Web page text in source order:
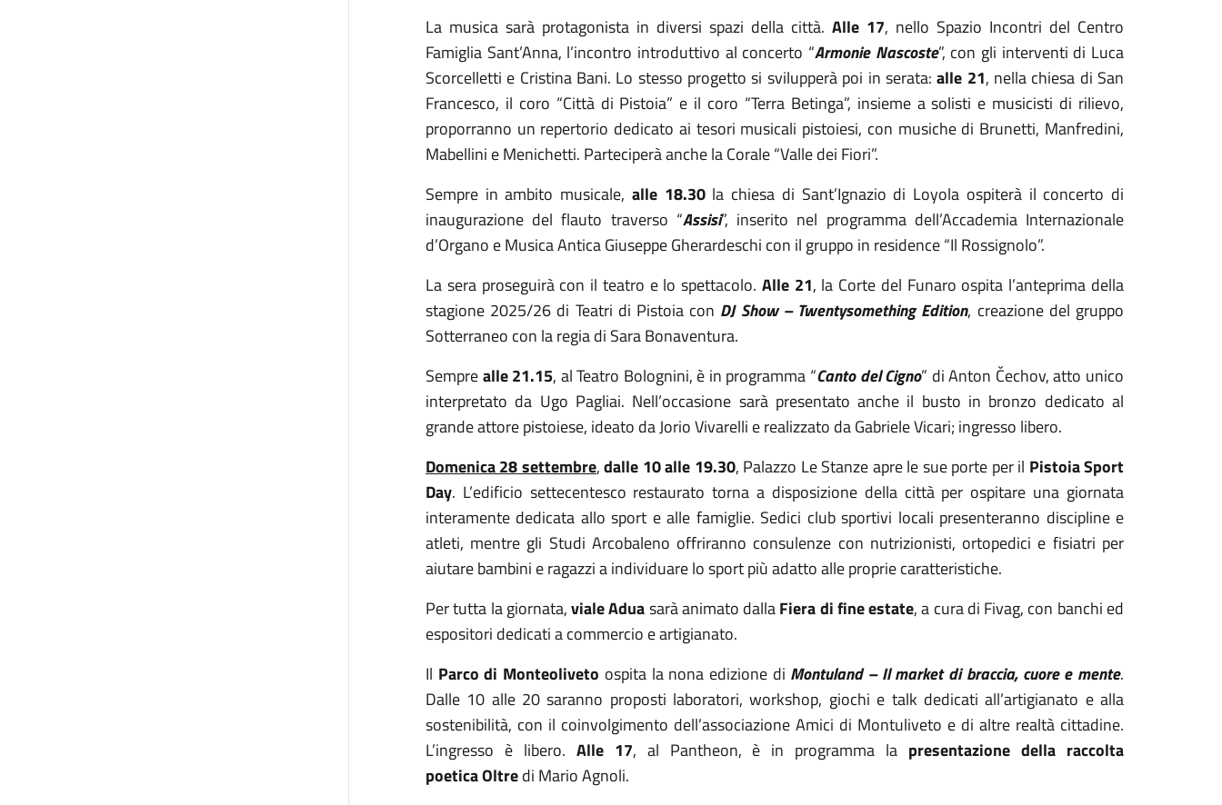
La musica sarà protagonista in diversi spazi della città. Alle 17, nello Spazio Incontri del Centro
Famiglia Sant’Anna, l’incontro introduttivo al concerto “Armonie Nascoste”, con gli interventi di Luca
Scorcelletti e Cristina Bani. Lo stesso progetto si svilupperà poi in serata:alle 21, nella chiesa di San
Francesco, il coro “Città di Pistoia” e il coro “Terra Betinga”, insieme a solisti e musicisti di rilievo,
proporranno un repertorio dedicato ai tesori musicali pistoiesi, con musiche di Brunetti, Manfredini,
Mabellini e Menichetti. Parteciperà anche la Corale “Valle dei Fiori”.
Sempre in ambito musicale, alle 18.30la chiesa di Sant’Ignazio di Loyola ospiterà il concerto di
inaugurazione del flauto traverso “Assisi”, inserito nel programma dell’Accademia Internazionale
d’Organo e Musica Antica Giuseppe Gherardeschi con il gruppo in residence “Il Rossignolo”.
La sera proseguirà con il teatro e lo spettacolo. Alle 21, la Corte del Funaro ospita l’anteprima della
stagione 2025/26 di Teatri di Pistoia con DJ Show – Twentysomething Edition, creazione del gruppo
Sotterraneo con la regia di Sara Bonaventura.
Semprealle 21.15, al Teatro Bolognini, è in programma “Canto del Cigno” di Anton Čechov, atto unico
interpretato da Ugo Pagliai. Nell’occasione sarà presentato anche il busto in bronzo dedicato al
grande attore pistoiese, ideato da Jorio Vivarelli e realizzato da Gabriele Vicari; ingresso libero.
Domenica 28 settembre,dalle 10 alle 19.30, Palazzo Le Stanze apre le sue porte per il Pistoia Sport
Day. L’edificio settecentesco restaurato torna a disposizione della città per ospitare una giornata
interamente dedicata allo sport e alle famiglie. Sedici club sportivi locali presenteranno discipline e
atleti, mentre gli Studi Arcobaleno offriranno consulenze con nutrizionisti, ortopedici e fisiatri per
aiutare bambini e ragazzi a individuare lo sport più adatto alle proprie caratteristiche.
Per tutta la giornata,viale Aduasarà animato dallaFiera di fine estate, a cura di Fivag, con banchi ed
espositori dedicati a commercio e artigianato.
Il Parco di Monteoliveto ospita la nona edizione di Montuland – Il market di braccia, cuore e mente.
Dalle 10 alle 20 saranno proposti laboratori, workshop, giochi e talk dedicati all’artigianato e alla
sostenibilità, con il coinvolgimento dell’associazione Amici di Montuliveto e di altre realtà cittadine.
L’ingresso è libero. Alle 17, al Pantheon, è in programma la presentazione della raccolta
poeticaOltredi Mario Agnoli.